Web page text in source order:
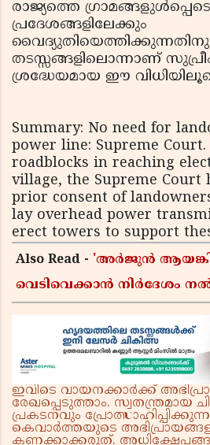
രാജ്യത്തെ
പ്രദേശങ്ങളിലേക്കും
തടസ്സങ്ങളിലൊന്നാണ്
ശ്രദ്ധേയമായ ഈ
Summary: No need for
power line: Supreme Court.
roadblocks in reaching
village, the Supreme Court
prior consent of
lay overhead power
erect towers to support
Also Read - 'അർജുൻ
വെടിവെക്കാൻ നിർദേശം
ചെന്നിത്തല
ഇവിടെ വായനക്കാർക്ക്
രേഖപ്പെടുത്താം. സ്വതന്ത്രമായ
പ്രകടനവും
കെവാർത്തയുടെ
കണക്കാക്കരുത്.